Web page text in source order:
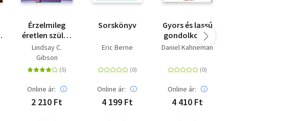
Érzelmileg
éretlen szülők
felnőtt
gyerekei -
Hogyan
gyógyíthatjuk
meg az
elutasító
Lindsay C.
Gibson
Online ár:
2 210 Ft
Sorskönyv
Eric Berne
Online ár:
4 199 Ft
Gyors és lassú
gondolkodás
Daniel Kahneman
Online ár:
4 410 Ft